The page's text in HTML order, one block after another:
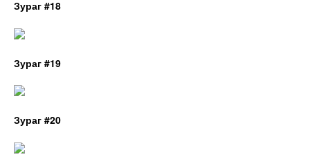
Зураг #18
Зураг #19
Зураг #20